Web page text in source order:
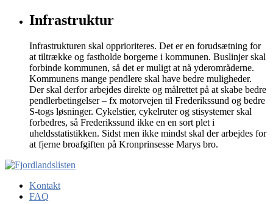
Infrastruktur
Infrastrukturen skal opprioriteres. Det er en forudsætning for
at tiltrække og fastholde borgerne i kommunen. Buslinjer skal
forbinde kommunen, så det er muligt at nå yderområderne.
Kommunens mange pendlere skal have bedre muligheder.
Der skal derfor arbejdes direkte og målrettet på at skabe bedre
pendlerbetingelser – fx motorvejen til Frederikssund og bedre
S-togs løsninger. Cykelstier, cykelruter og stisystemer skal
forbedres, så Frederikssund ikke en en sort plet i
uheldsstatistikken. Sidst men ikke mindst skal der arbejdes for
at fjerne broafgiften på Kronprinsesse Marys bro.
Kontakt
FAQ